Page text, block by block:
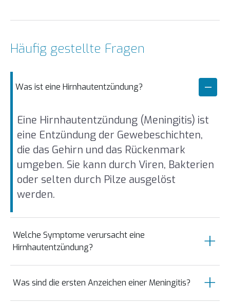
Häufig gestellte Fragen
Was ist eine Hirnhautentzündung?
Eine Hirnhautentzündung (Meningitis) ist
eine Entzündung der Gewebeschichten,
die das Gehirn und das Rückenmark
umgeben. Sie kann durch Viren, Bakterien
oder selten durch Pilze ausgelöst
werden.
Welche Symptome verursacht eine
Hirnhautentzündung?
Kopfschmerzen, Nackensteifigkeit,
Lichtempfindlichkeit, Übelkeit und
Was sind die ersten Anzeichen einer Meningitis?